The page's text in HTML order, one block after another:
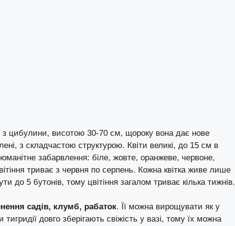
з цибулини, висотою 30-70 см, щороку вона дає нове
з складчастою структурою. Квіти великі, до 15 см в
забарвлення: біле, жовте, оранжеве, червоне,
триває з червня по серпень. Кожна квітка живе лише
до 5 бутонів, тому цвітіння загалом триває кілька тижнів.
садів, клумб, рабаток. Її можна вирощувати як у
тигридії довго зберігають свіжість у вазі, тому їх можна